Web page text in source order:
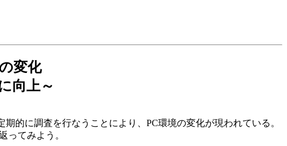
変化
向上～
的に調査を行なうことにより、PC環境の変化が現われている。
ってみよう。